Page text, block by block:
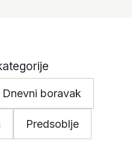
Dnevni boravak
Predsoblje